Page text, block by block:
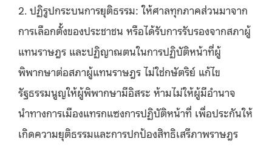
2. ปฏิรูปกระบนการยุติธรรม: ให้ศาลทุกภาคส่วนมาจาก
การเลือกตั้งของประชาชน หรือได้รับการรับรองจากสภาผู้
แทนราษฎร และปฏิญาณตนในการปฏิบัติหน้าที่ผู้
พิพากษาต่อสภาผู้แทนราษฎร ไม่ใช่กษัตริย์ แก้ไข
รัฐธรรมนูญให้ผู้พิพากษามีอิสระ ห้ามไม่ให้ผู้มีอำนาจ
นำทางการเมืองแทรกแซงการปฏิบัติหน้าที่ เพื่อประกันให้
เกิดความยุติธรรมและการปกป้องสิทธิเสรีภาพราษฎร